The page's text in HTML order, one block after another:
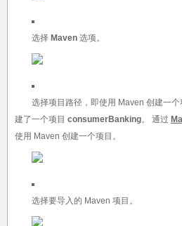
选择 Maven 选项。
选择项目路径，即使用 Maven 创建一
建了一个项目 consumerBanking。 通过
使用 Maven 创建一个项目。
选择要导入的 Maven 项目。